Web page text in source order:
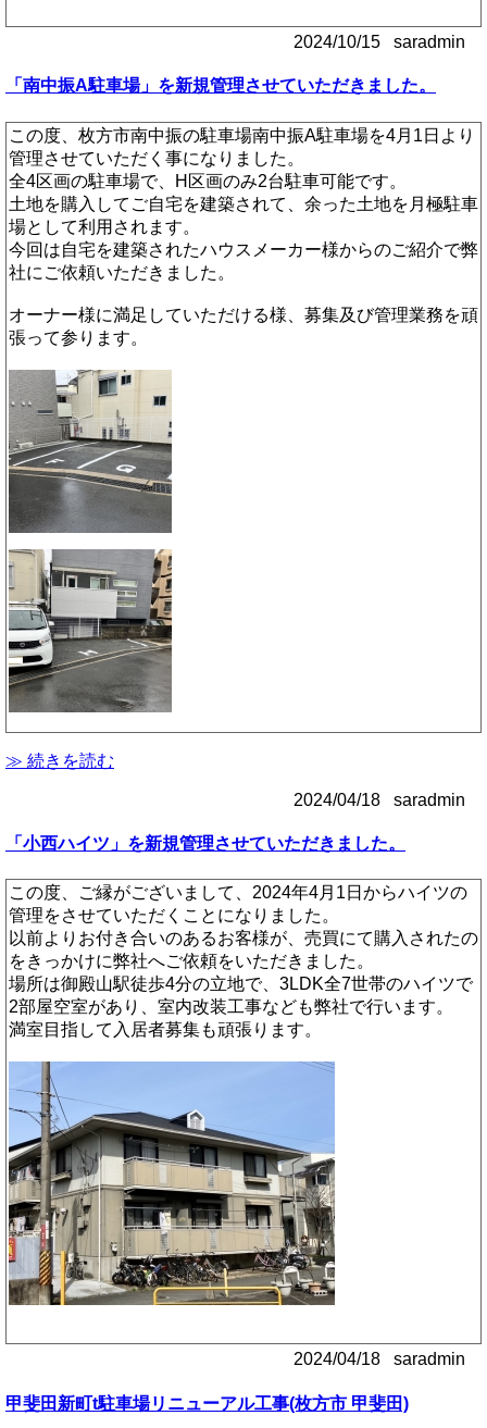
2024/10/15 saradmin
「南中振A駐車場」を新規管理させていただきました。
この度、枚方市南中振の駐車場南中振A駐車場を4月1日より
管理させていただく事になりました。
全4区画の駐車場で、H区画のみ2台駐車可能です。
土地を購入してご自宅を建築されて、余った土地を月極駐車
場として利用されます。
今回は自宅を建築されたハウスメーカー様からのご紹介で弊
社にご依頼いただきました。
オーナー様に満足していただける様、募集及び管理業務を頑
張って参ります。
≫ 続きを読む
2024/04/18 saradmin
「小西ハイツ」を新規管理させていただきました。
この度、ご縁がございまして、2024年4月1日からハイツの
管理をさせていただくことになりました。
以前よりお付き合いのあるお客様が、売買にて購入されたの
をきっかけに弊社へご依頼をいただきました。
場所は御殿山駅徒歩4分の立地で、3LDK全7世帯のハイツで
2部屋空室があり、室内改装工事なども弊社で行います。
満室目指して入居者募集も頑張ります。
2024/04/18 saradmin
甲斐田新町t駐車場リニューアル工事(枚方市 甲斐田)